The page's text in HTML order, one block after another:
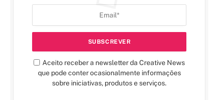
Aceito receber a newsletter da Creative News
que pode conter ocasionalmente informações
sobre iniciativas, produtos e serviços.